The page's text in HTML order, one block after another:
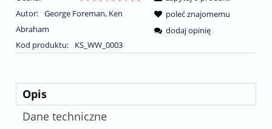
Autor: George Foreman, Ken
Abraham
Kod produktu:
KS_WW_0003
poleć znajomemu
dodaj opinię
Opis
Dane techniczne